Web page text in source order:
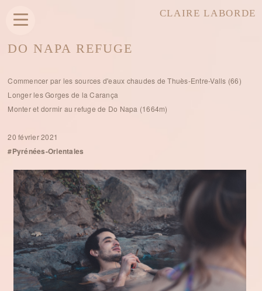
CLAIRE LABORDE
DO NAPA REFUGE
Commencer par les sources d'eaux chaudes de Thuès-Entre-Valls (66)
Longer les Gorges de la Carança
Monter et dormir au refuge de Do Napa (1664m)
20 février 2021
#Pyrénées-Orientales